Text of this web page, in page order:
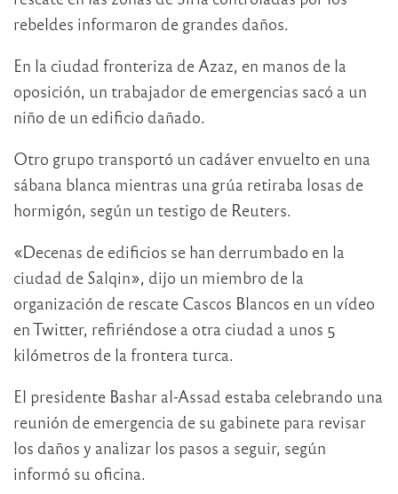
rebeldes informaron de grandes daños.
En la ciudad fronteriza de Azaz, en manos de la
oposición, un trabajador de emergencias sacó a un
niño de un edificio dañado.
Otro grupo transportó un cadáver envuelto en una
sábana blanca mientras una grúa retiraba losas de
hormigón, según un testigo de Reuters.
«Decenas de edificios se han derrumbado en la
ciudad de Salqin», dijo un miembro de la
organización de rescate Cascos Blancos en un vídeo
en Twitter, refiriéndose a otra ciudad a unos 5
kilómetros de la frontera turca.
El presidente Bashar al-Assad estaba celebrando una
reunión de emergencia de su gabinete para revisar
los daños y analizar los pasos a seguir, según
informó su oficina.